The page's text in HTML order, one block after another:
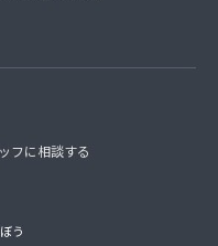
フに相談する
う